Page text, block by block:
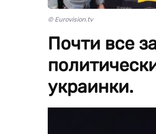
© Eurovision.tv
Почти все
украинки.